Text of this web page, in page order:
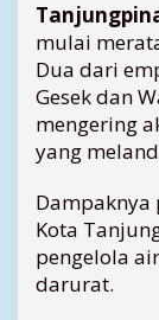
mulai
Dua dari
Gesek dan
mengering
yang
Dampaknya
Kota
pengelola
darurat.